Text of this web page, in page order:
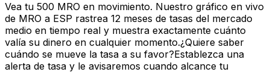
Vea tu 500 MRO en movimiento. Nuestro gráfico en vivo
de MRO a ESP rastrea 12 meses de tasas del mercado
medio en tiempo real y muestra exactamente cuánto
valía su dinero en cualquier momento.¿Quiere saber
cuándo se mueve la tasa a su favor?Establezca una
alerta de tasa y le avisaremos cuando alcance tu